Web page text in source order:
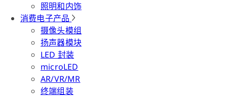
照明和内饰
消费电子产品
摄像头模组
扬声器模块
LED 封装
microLED
AR/VR/MR
终端组装